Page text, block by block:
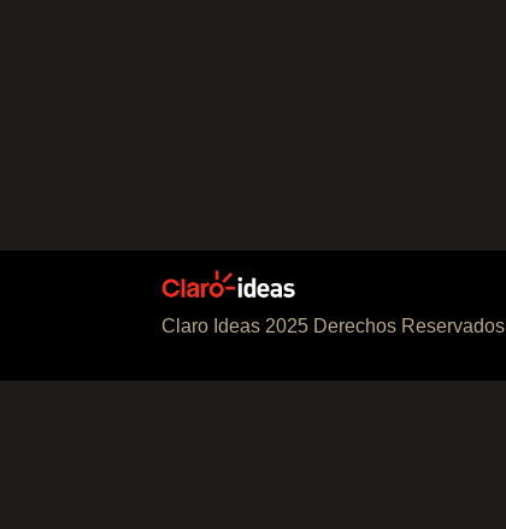
Claro Ideas 2025 Derechos Reservados